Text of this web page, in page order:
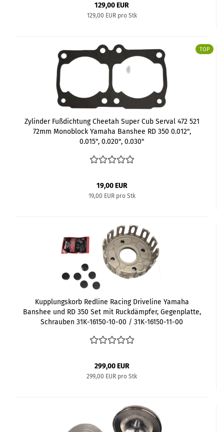
129,00 EUR
129,00 EUR pro Stk
TOP
Zylinder Fußdichtung Cheetah Super Cub Serval 472 521
72mm Monoblock Yamaha Banshee RD 350 0.012",
0.015", 0.020", 0.030"
19,00 EUR
19,00 EUR pro Stk
Kupplungskorb Redline Racing Driveline Yamaha
Banshee und RD 350 Set mit Ruckdämpfer, Gegenplatte,
Schrauben 31K-16150-10-00 / 31K-16150-11-00
299,00 EUR
299,00 EUR pro Stk